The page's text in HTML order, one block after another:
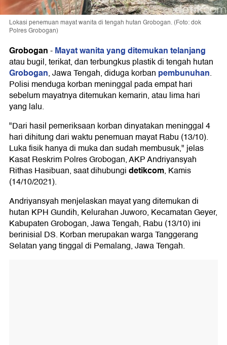
Lokasi penemuan mayat wanita di tengah hutan Grobogan. (Foto: dok
Polres Grobogan)
Grobogan-Mayat wanita yang ditemukan telanjang
atau bugil, terikat, dan terbungkus plastik di tengah hutan
Grobogan, Jawa Tengah, diduga korban pembunuhan.
Polisi menduga korban meninggal pada empat hari
sebelum mayatnya ditemukan kemarin, atau lima hari
yang lalu.
"Dari hasil pemeriksaan korban dinyatakan meninggal 4
hari dihitung dari waktu penemuan mayat Rabu (13/10).
Luka fisik hanya di muka dan sudah membusuk," jelas
Kasat Reskrim Polres Grobogan, AKP Andriyansyah
Rithas Hasibuan, saat dihubungidetikcom, Kamis
(14/10/2021).
Andriyansyah menjelaskan mayat yang ditemukan di
hutan KPH Gundih, Kelurahan Juworo, Kecamatan Geyer,
Kabupaten Grobogan, Jawa Tengah, Rabu (13/10) ini
berinisial DS. Korban merupakan warga Tanggerang
Selatan yang tinggal di Pemalang, Jawa Tengah.